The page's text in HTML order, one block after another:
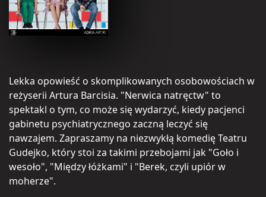
Lekka opowieść o skomplikowanych osobowościach w
reżyserii Artura Barcisia. "Nerwica natręctw" to
spektakl o tym, co może się wydarzyć, kiedy pacjenci
gabinetu psychiatrycznego zaczną leczyć się
nawzajem. Zapraszamy na niezwykłą komedię Teatru
Gudejko, który stoi za takimi przebojami jak "Goło i
wesoło", "Między łóżkami" i "Berek, czyli upiór w
moherze".